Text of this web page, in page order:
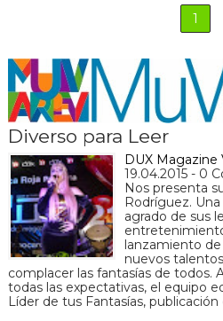
1
Diverso para Leer
DUX Magazine
19.04.2015 - 0
Nos presenta
Rodríguez.
agrado de sus
lanzamiento
nuevos
complacer las fantasías de todos.
todas las expectativas, el equipo
Líder de tus Fantasías, publicación